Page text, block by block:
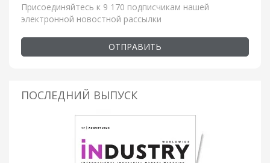
Присоединяйтесь к 9 170 подписчикам нашей
электронной новостной рассылки
ОТПРАВИТЬ
ПОСЛЕДНИЙ ВЫПУСК